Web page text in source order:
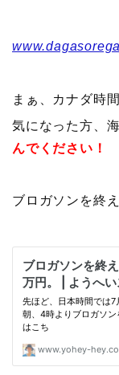
まぁ、カナダ時
気になった方、
んでください！
ブロガソンを終